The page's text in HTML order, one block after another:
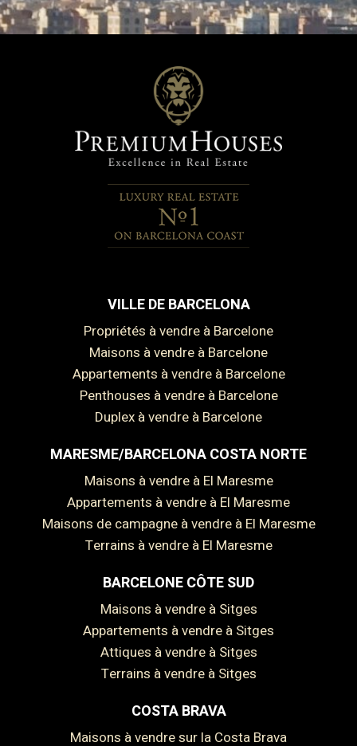
VILLE DE BARCELONA
Propriétés à vendre à Barcelone
Maisons à vendre à Barcelone
Appartements à vendre à Barcelone
Penthouses à vendre à Barcelone
Duplex à vendre à Barcelone
MARESME/BARCELONA COSTA NORTE
Maisons à vendre à El Maresme
Appartements à vendre à El Maresme
Maisons de campagne à vendre à El Maresme
Terrains à vendre à El Maresme
BARCELONE CÔTE SUD
Maisons à vendre à Sitges
Appartements à vendre à Sitges
Attiques à vendre à Sitges
Terrains à vendre à Sitges
COSTA BRAVA
Maisons à vendre sur la Costa Brava
Enregistrer les paramètres Tout accepter